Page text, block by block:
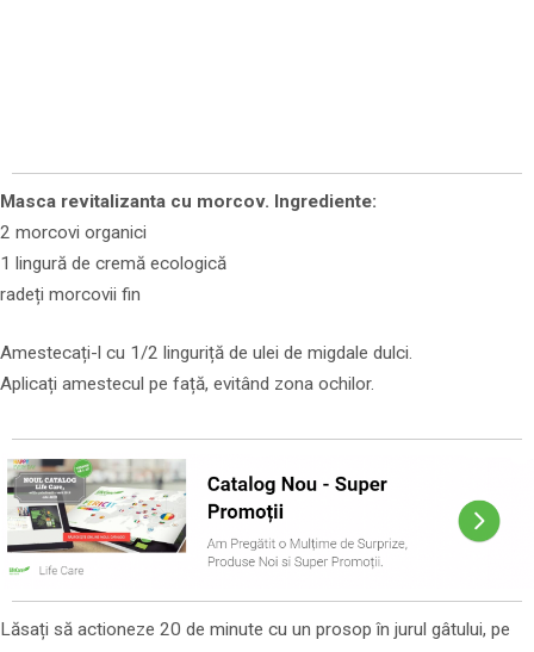
Masca revitalizanta cu morcov. Ingrediente:
2 morcovi organici
1 lingură de cremă ecologică
radeți morcovii fin
Amestecați-l cu 1/2 linguriță de ulei de migdale dulci.
Aplicați amestecul pe față, evitând zona ochilor.
Lăsați să actioneze 20 de minute cu un prosop în jurul gâtului, pe